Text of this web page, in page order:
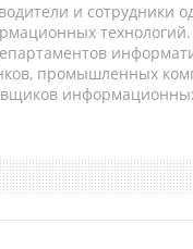
и сотрудники
промышленных